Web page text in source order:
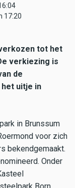
17:20
tot het
verkiezing is
de
uitje in
in Brunssum
voor zich
bekendgemaakt.
Onder